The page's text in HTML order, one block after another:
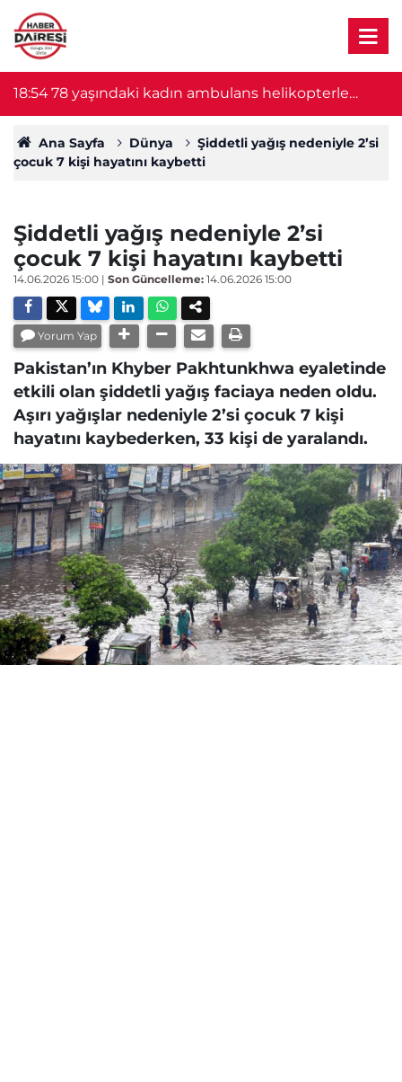
18:5478 yaşındaki kadın ambulans helikopterle
Konya'ya sevk edildi
Ana Sayfa Dünya
Şiddetli yağış nedeniyle 2’si
çocuk 7 kişi hayatını kaybetti
Şiddetli yağış nedeniyle 2’si
çocuk 7 kişi hayatını kaybetti
14.06.2026 15:00 | Son Güncelleme: 14.06.2026 15:00
Yorum Yap
Pakistan’ın Khyber Pakhtunkhwa eyaletinde
etkili olan şiddetli yağış faciaya neden oldu.
Aşırı yağışlar nedeniyle 2’si çocuk 7 kişi
hayatını kaybederken, 33 kişi de yaralandı.